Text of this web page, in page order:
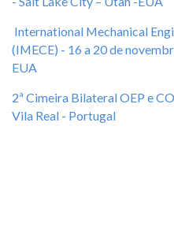
International Mechanical
(IMECE) - 16 a 20 de
EUA
2ª Cimeira Bilateral OEP e
Vila Real - Portugal